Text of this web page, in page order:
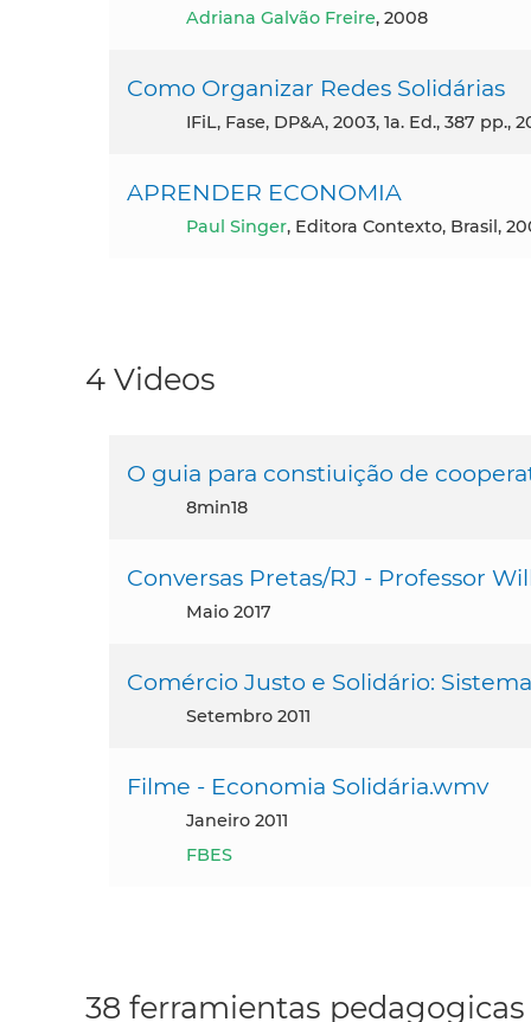
Adriana Galvão Freire, 2008
Como Organizar Redes Solidárias
IFiL, Fase, DP&A, 2003, 1a. Ed., 387 pp.,
APRENDER ECONOMIA
Paul Singer, Editora Contexto, Brasil,
4 Videos
O guia para constiuição de
8min18
Conversas Pretas/RJ - Professor
maio 2017
Comércio Justo e Solidário:
setembro 2011
Filme - Economia Solidária.wmv
janeiro 2011
FBES
38 ferramientas pedagogicas